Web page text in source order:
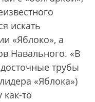
искать
«Яблоко», а
Навального. «В
трубы
«Яблока»)
то